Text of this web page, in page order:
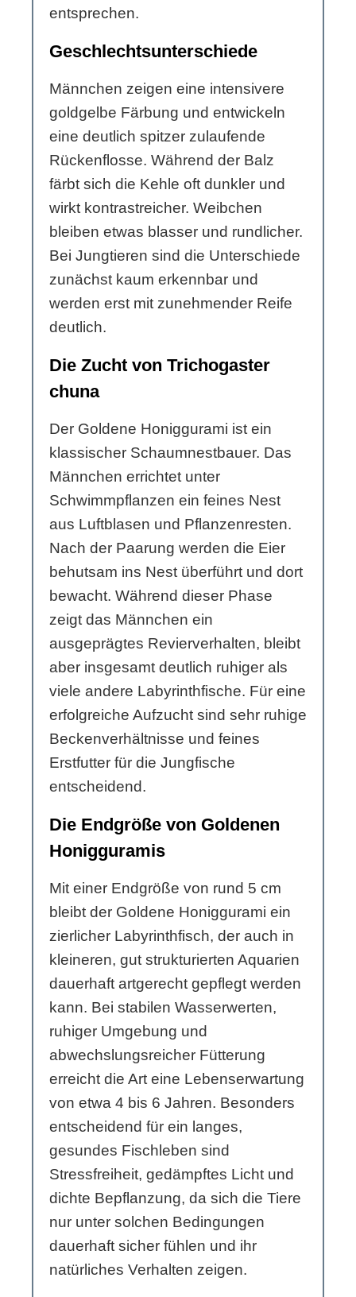
entsprechen.
Geschlechtsunterschiede
Männchen zeigen eine intensivere
goldgelbe Färbung und entwickeln
eine deutlich spitzer zulaufende
Rückenflosse. Während der Balz
färbt sich die Kehle oft dunkler und
wirkt kontrastreicher. Weibchen
bleiben etwas blasser und rundlicher.
Bei Jungtieren sind die Unterschiede
zunächst kaum erkennbar und
werden erst mit zunehmender Reife
deutlich.
Die Zucht von Trichogaster
chuna
Der Goldene Honiggurami ist ein
klassischer Schaumnestbauer. Das
Männchen errichtet unter
Schwimmpflanzen ein feines Nest
aus Luftblasen und Pflanzenresten.
Nach der Paarung werden die Eier
behutsam ins Nest überführt und dort
bewacht. Während dieser Phase
zeigt das Männchen ein
ausgeprägtes Revierverhalten, bleibt
aber insgesamt deutlich ruhiger als
viele andere Labyrinthfische. Für eine
erfolgreiche Aufzucht sind sehr ruhige
Beckenverhältnisse und feines
Erstfutter für die Jungfische
entscheidend.
Die Endgröße von Goldenen
Honigguramis
Mit einer Endgröße von rund 5 cm
bleibt der Goldene Honiggurami ein
zierlicher Labyrinthfisch, der auch in
kleineren, gut strukturierten Aquarien
dauerhaft artgerecht gepflegt werden
kann. Bei stabilen Wasserwerten,
ruhiger Umgebung und
abwechslungsreicher Fütterung
erreicht die Art eine Lebenserwartung
von etwa 4 bis 6 Jahren. Besonders
entscheidend für ein langes,
gesundes Fischleben sind
Stressfreiheit, gedämpftes Licht und
dichte Bepflanzung, da sich die Tiere
nur unter solchen Bedingungen
dauerhaft sicher fühlen und ihr
natürliches Verhalten zeigen.